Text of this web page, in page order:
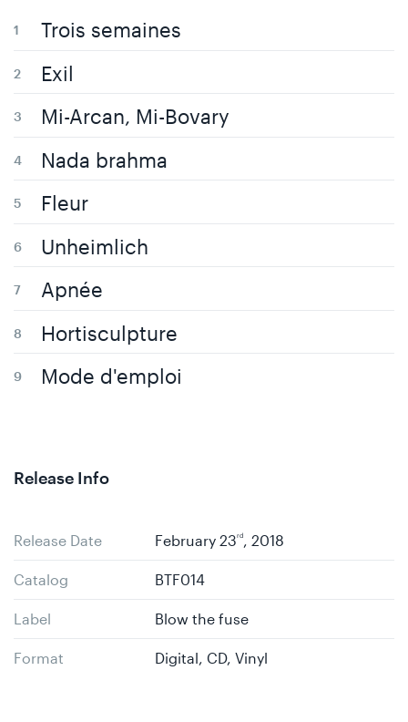
Trois semaines
Exil
Mi-Arcan, Mi-Bovary
Nada brahma
Fleur
Unheimlich
Apnée
Hortisculpture
Mode d'emploi
Release Info
Release Date February 23rd, 2018
Catalog BTF014
Label Blow the fuse
Format Digital, CD, Vinyl